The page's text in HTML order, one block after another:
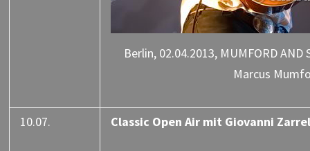
Berlin, 02.04.2013, MUMFORD
Marcus
10.07. Classic Open Air mit Giovanni